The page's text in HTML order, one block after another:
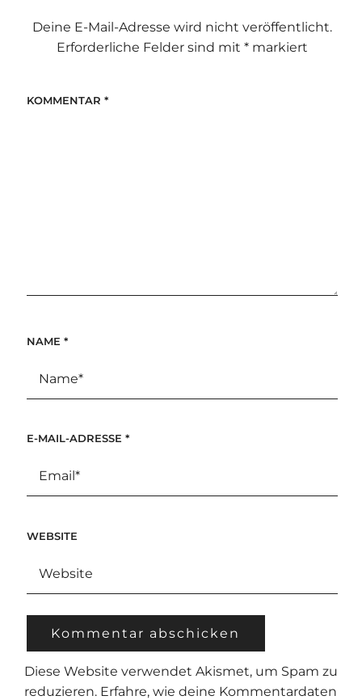
Deine E-Mail-Adresse wird nicht veröffentlicht.
Erforderliche Felder sind mit *markiert
KOMMENTAR *
NAME *
E-MAIL-ADRESSE *
WEBSITE
Diese Website verwendet Akismet, um Spam zu
reduzieren. Erfahre, wie deine Kommentardaten